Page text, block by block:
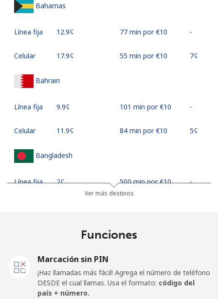
Bahamas
Línea fija ⁦12.9¢⁩ 77 min por ⁦€10⁩ -
Celular ⁦17.9¢⁩ 55 min por ⁦€10⁩ ⁦7¢⁩
Bahrain
Línea fija ⁦9.9¢⁩ 101 min por ⁦€10⁩ -
Celular ⁦11.9¢⁩ 84 min por ⁦€10⁩ ⁦5¢⁩
Bangladesh
Línea fija ⁦2¢⁩ 500 min por ⁦€10⁩ -
Línea fija ⁦18.5¢⁩
⁦21.9¢⁩ 45 min por ⁦€10⁩ -
Ver más destinos
Funciones
Marcación sin PIN
¡Haz llamadas más fácil! Agrega el número de teléfono
DESDE el cual llamas. Usa el formato: código del
país + número.